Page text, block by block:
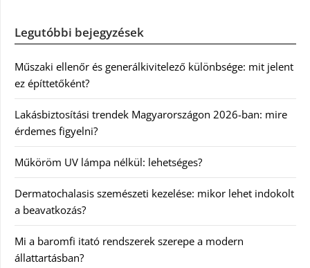
Legutóbbi bejegyzések
Műszaki ellenőr és generálkivitelező különbsége: mit jelent
ez építtetőként?
Lakásbiztosítási trendek Magyarországon 2026-ban: mire
érdemes figyelni?
Műköröm UV lámpa nélkül: lehetséges?
Dermatochalasis szemészeti kezelése: mikor lehet indokolt
a beavatkozás?
Mi a baromfi itató rendszerek szerepe a modern
állattartásban?